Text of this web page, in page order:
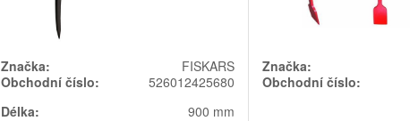
Značka:
FISKARS
Obchodní číslo:
526012425680
Délka:
900 mm
Značka:
Obchodní číslo: